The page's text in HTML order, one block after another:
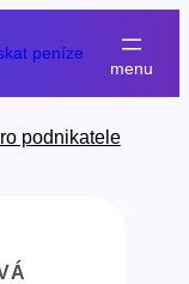
peníze
podnikatele